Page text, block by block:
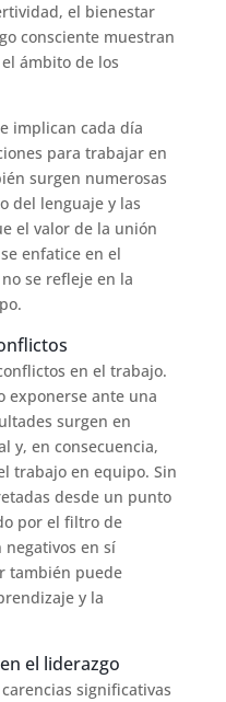
el bienestar
consciente muestran
ámbito de los
implican cada día
para trabajar en
surgen numerosas
del lenguaje y las
el valor de la unión
enfatice en el
se refleje en la
en el trabajo.
exponerse ante una
surgen en
y, en consecuencia,
trabajo en equipo. Sin
desde un punto
por el filtro de
en sí
también puede
y la
el liderazgo
significativas